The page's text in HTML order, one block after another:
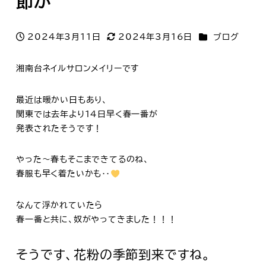
投稿日
2024年3月11日
更新日
2024年3月16日 カテゴリー
ブログ
湘南台ネイルサロンメイリーです
最近は暖かい日もあり、
関東では去年より１４日早く春一番が
発表されたそうです！
やった～春もそこまできてるのね、
春服も早く着たいかも‥
なんて浮かれていたら
春一番と共に、奴がやってきました！！！
そうです、花粉の季節到来ですね。